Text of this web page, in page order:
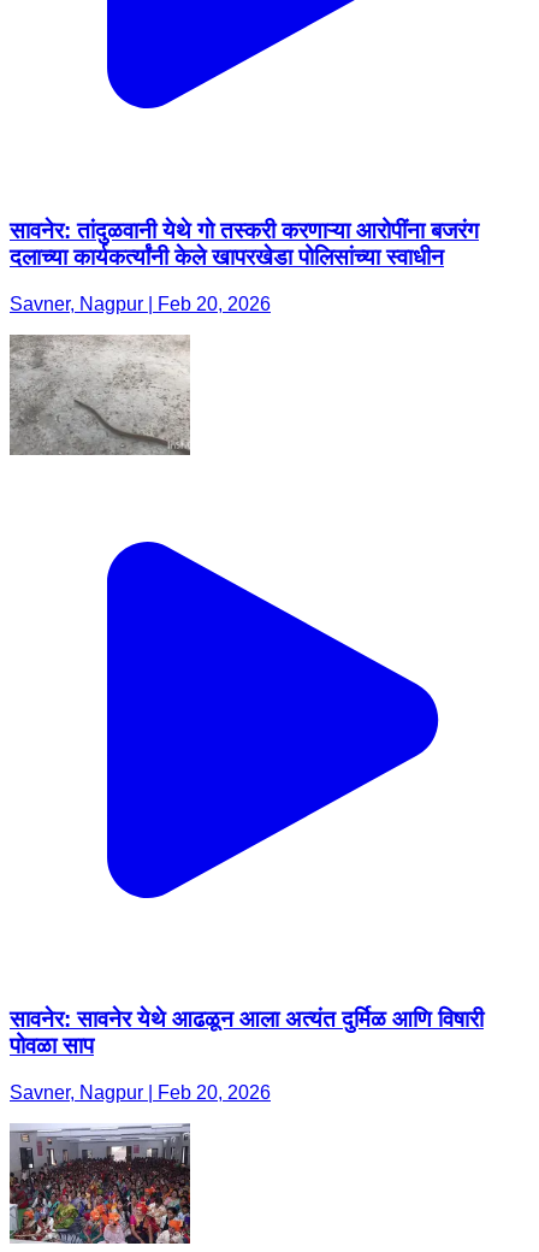
सावनेर: तांदुळवानी येथे गो तस्करी करणाऱ्या आरोपींना बजरंग
दलाच्या कार्यकर्त्यांनी केले खापरखेडा पोलिसांच्या स्वाधीन
Savner, Nagpur | Feb 20, 2026
सावनेर: सावनेर येथे आढळून आला अत्यंत दुर्मिळ आणि विषारी
पोवळा साप
Savner, Nagpur | Feb 20, 2026